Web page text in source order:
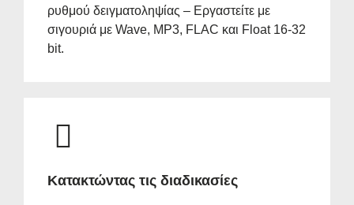
ρυθμού δειγματοληψίας – Εργαστείτε με
σιγουριά με Wave, MP3, FLAC και Float 16-32
bit.
Κατακτώντας τις διαδικασίες